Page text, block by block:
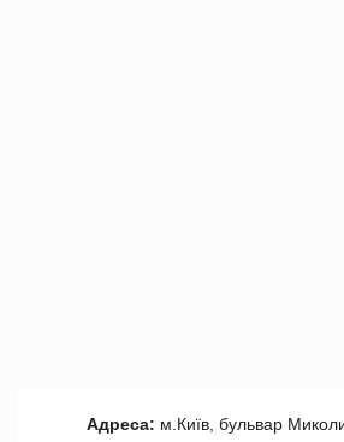
Адреса: м.Київ, бульвар